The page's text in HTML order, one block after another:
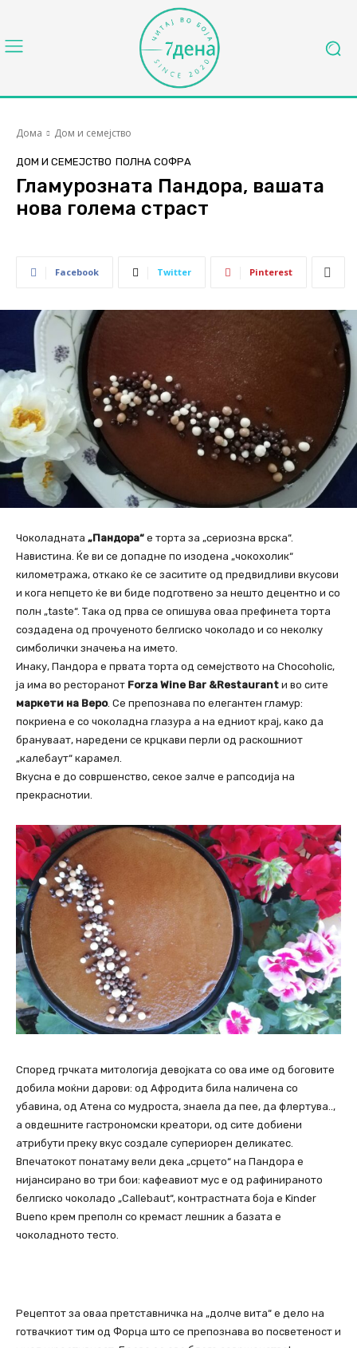
Дома Дом и семејство
ДОМ И СЕМЕЈСТВО ПОЛНА СОФРА
Гламурозната Пандора, вашата
нова голема страст
Facebook Twitter Pinterest
Чоколадната „Пандора“ е торта за „сериозна врска“.
Навистина. Ќе ви се допадне по изодена „чокохолик“
километража, откако ќе се заситите од предвидливи вкусови
и кога непцето ќе ви биде подготвено за нешто децентно и со
полн „taste“. Така од прва се опишува оваа префинета торта
создадена од прочуеното белгиско чоколадо и со неколку
симболички значења на името.
Инаку, Пандора е првата торта од семејството на Chocoholic,
ја има во ресторанот Forza Wine Bar &Restaurant и во сите
маркети на Веро. Се препознава по елегантен гламур:
покриена е со чоколадна глазура а на едниот крај, како да
брануваат, наредени се крцкави перли од раскошниот
„калебаут“ карамел.
Вкусна е до совршенство, секое залче е рапсодија на
прекраснотии.
Според грчката митологија девојката со ова име од боговите
добила моќни дарови: од Афродита била наличена со
убавина, од Атена со мудроста, знаела да пее, да флертува..,
а овдешните гастрономски креатори, од сите добиени
атрибути преку вкус создале супериорен деликатес.
Впечатокот понатаму вели дека „срцето“ на Пандора е
нијансирано во три бои: кафеавиот мус е од рафинираното
белгиско чоколадо „Callebaut“, контрастната боја е Kinder
Bueno крем преполн со кремаст лешник а базата е
чоколадното тесто.
Рецептот за оваа претставничка на „долче вита“ е дело на
готвачкиот тим од Форца што се препознава во посветеност и